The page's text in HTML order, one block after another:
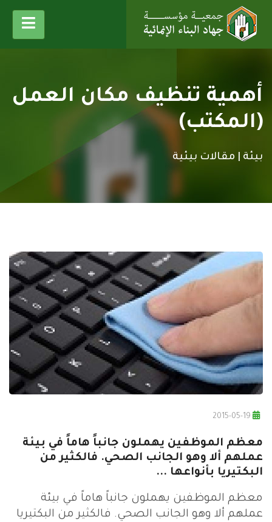
أهمية تنظيف مكان العمل
(المكتب)
بيئة | مقالات بيئية
معظم الموظفين يهملون جانباً هاماً في بيئة
عملهم ألا وهو الجانب الصحي. فالكثير من
البكتيريا بأنواعها ...
معظم الموظفين يهملون جانباً هاماً في بيئة
عملهم ألا وهو الجانب الصحي. فالكثير من البكتيريا